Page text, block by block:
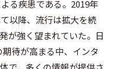
よる疾患である。2019年
以降、流行は拡大を続
が強く望まれていた。日
待が高まる中、インタ